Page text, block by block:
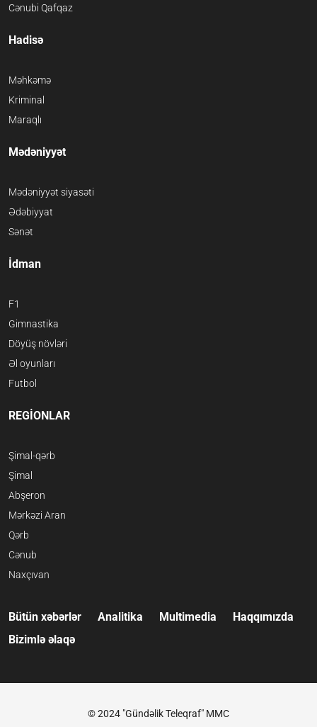
Cənubi Qafqaz
Hadisə
Məhkəmə
Kriminal
Maraqlı
Mədəniyyət
Mədəniyyət siyasəti
Ədəbiyyat
Sənət
İdman
F1
Gimnastika
Döyüş növləri
Əl oyunları
Futbol
REGİONLAR
Şimal-qərb
Şimal
Abşeron
Mərkəzi Aran
Qərb
Cənub
Naxçıvan
Bütün xəbərlər Analitika Multimedia
Haqqımızda
Bizimlə əlaqə
© 2024 "Gündəlik Teleqraf" MMC